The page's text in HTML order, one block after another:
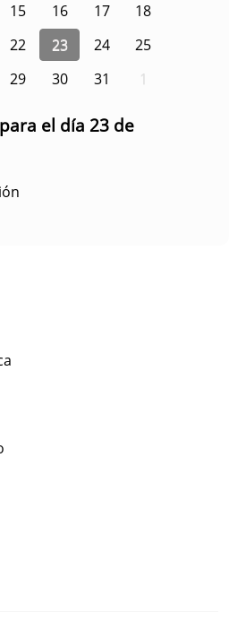
15 16 17
18
22 23 24
25
29 30 31 1
el día 23 de